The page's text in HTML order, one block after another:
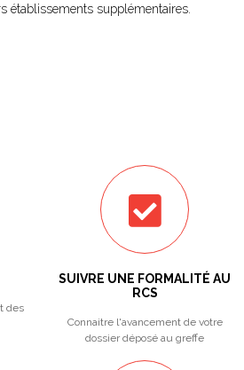
établissements supplémentaires.
des
SUIVRE UNE FORMALITÉ AU
RCS
Connaitre l'avancement de votre
dossier déposé au greffe